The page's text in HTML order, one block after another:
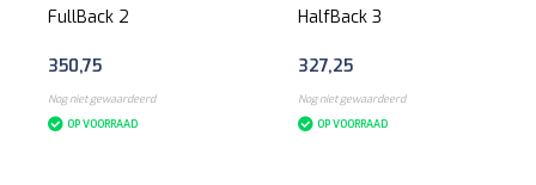
FullBack 2
350,75
Nog niet gewaardeerd
OP VOORRAAD
HalfBack 3
327,25
Nog niet gewaardeerd
OP VOORRAAD